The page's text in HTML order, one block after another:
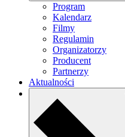
Program
Kalendarz
Filmy
Regulamin
Organizatorzy
Producent
Partnerzy
Aktualności